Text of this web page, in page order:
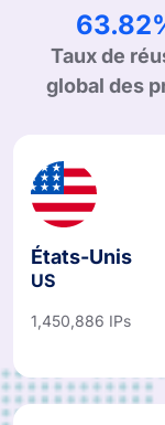
99.90%
Taux de
global des
États-Unis
US
1,450,886 IPs